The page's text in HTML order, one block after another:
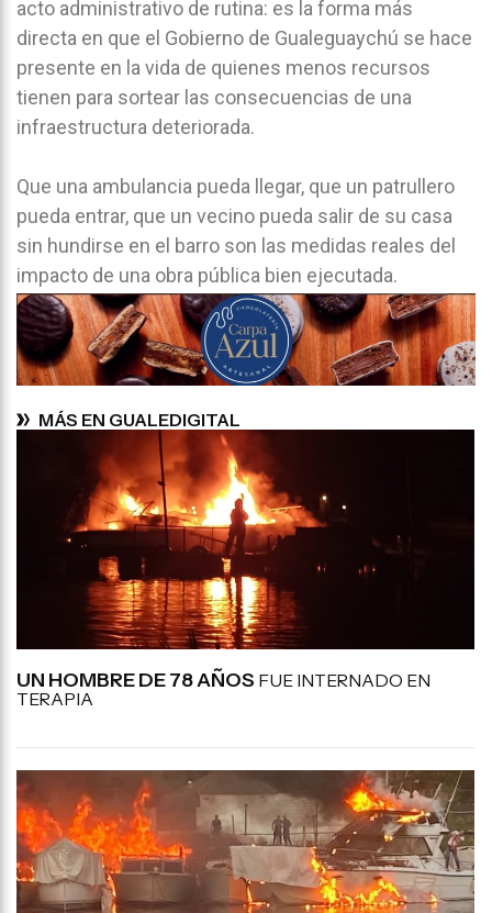
acto administrativo de rutina: es la forma más
directa en que el Gobierno de Gualeguaychú se hace
presente en la vida de quienes menos recursos
tienen para sortear las consecuencias de una
infraestructura deteriorada.
Que una ambulancia pueda llegar, que un patrullero
pueda entrar, que un vecino pueda salir de su casa
sin hundirse en el barro son las medidas reales del
impacto de una obra pública bien ejecutada.
MÁS EN GUALEDIGITAL
UN HOMBRE DE 78 AÑOS FUE INTERNADO EN
TERAPIA